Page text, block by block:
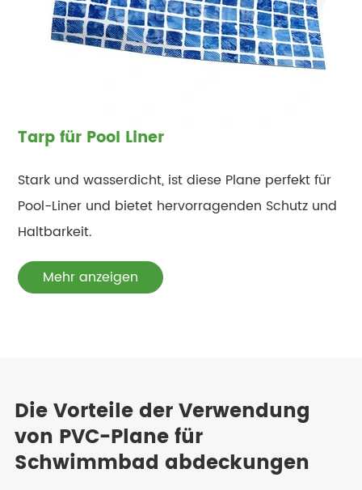
Tarp für Pool Liner
Stark und wasserdicht, ist diese Plane perfekt für
Pool-Liner und bietet hervorragenden Schutz und
Haltbarkeit.
Mehr anzeigen
Die Vorteile der Verwendung
von PVC-Plane für
Schwimmbad abdeckungen